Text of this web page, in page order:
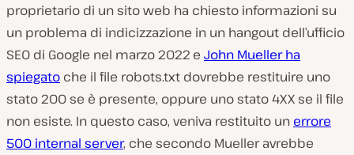
proprietario di un sito web ha chiesto informazioni su
un problema di indicizzazione in un hangout dell’ufficio
SEO di Google nel marzo 2022 e John Mueller ha
spiegato che il file robots.txt dovrebbe restituire uno
stato 200 se è presente, oppure uno stato 4XX se il file
non esiste. In questo caso, veniva restituito un errore
500 internal server, che secondo Mueller avrebbe